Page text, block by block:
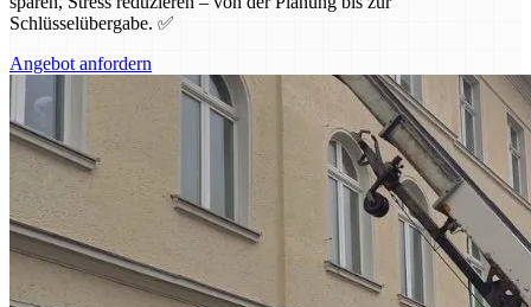
Schlüsselübergabe. ✅
Angebot anfordern